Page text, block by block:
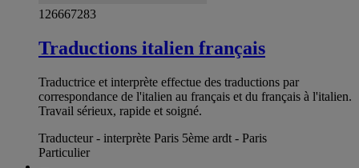
126667283
Traductions italien français
Traductrice et interprète effectue des traductions par
correspondance de l'italien au français et du français à l'italien.
Travail sérieux, rapide et soigné.
Traducteur - interprète Paris 5ème ardt - Paris
Particulier